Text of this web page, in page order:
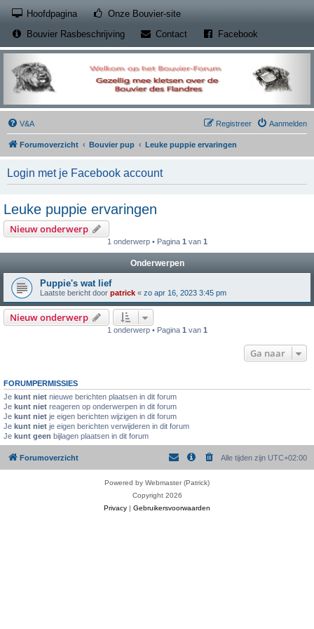
Hoofdpagina Onze Bouvier-site(Opens a new tab)
Bouvier Rasbeschrijving
Contact(Opens a new tab)
Facebook
V&A Aanmelden
Registreer
Forumoverzicht Bouvier pup Leuke puppie ervaringen
Login met je Facebook account
Leuke puppie ervaringen
Nieuw onderwerp
1 onderwerp • Pagina 1 van 1
Onderwerpen
Puppie's wat lief
Laatste bericht door patrick « zo apr 16, 2023 3:45 pm
Nieuw onderwerp
1 onderwerp • Pagina 1 van 1
Ga naar
FORUMPERMISSIES
Je kunt niet nieuwe berichten plaatsen in dit forum
Je kunt niet reageren op onderwerpen in dit forum
Je kunt niet je eigen berichten wijzigen in dit forum
Je kunt niet je eigen berichten verwijderen in dit forum
Je kunt geen bijlagen plaatsen in dit forum
Forumoverzicht Alle tijden zijn UTC+02:00
Powered by Webmaster (Patrick)
Copyright 2026
Privacy | Gebruikersvoorwaarden